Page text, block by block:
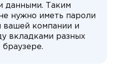
данными. Таким
нужно иметь пароли
вашей компании и
вкладками разных